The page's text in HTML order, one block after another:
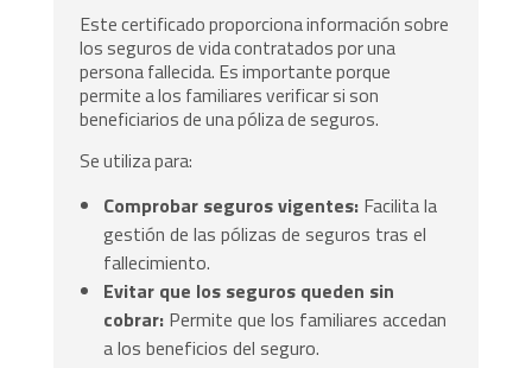
Este certificado proporciona información sobre
los seguros de vida contratados por una
persona fallecida. Es importante porque
permite a los familiares verificar si son
beneficiarios de una póliza de seguros.
Se utiliza para:
Comprobar seguros vigentes: Facilita la
gestión de las pólizas de seguros tras el
fallecimiento.
Evitar que los seguros queden sin
cobrar: Permite que los familiares accedan
a los beneficios del seguro.